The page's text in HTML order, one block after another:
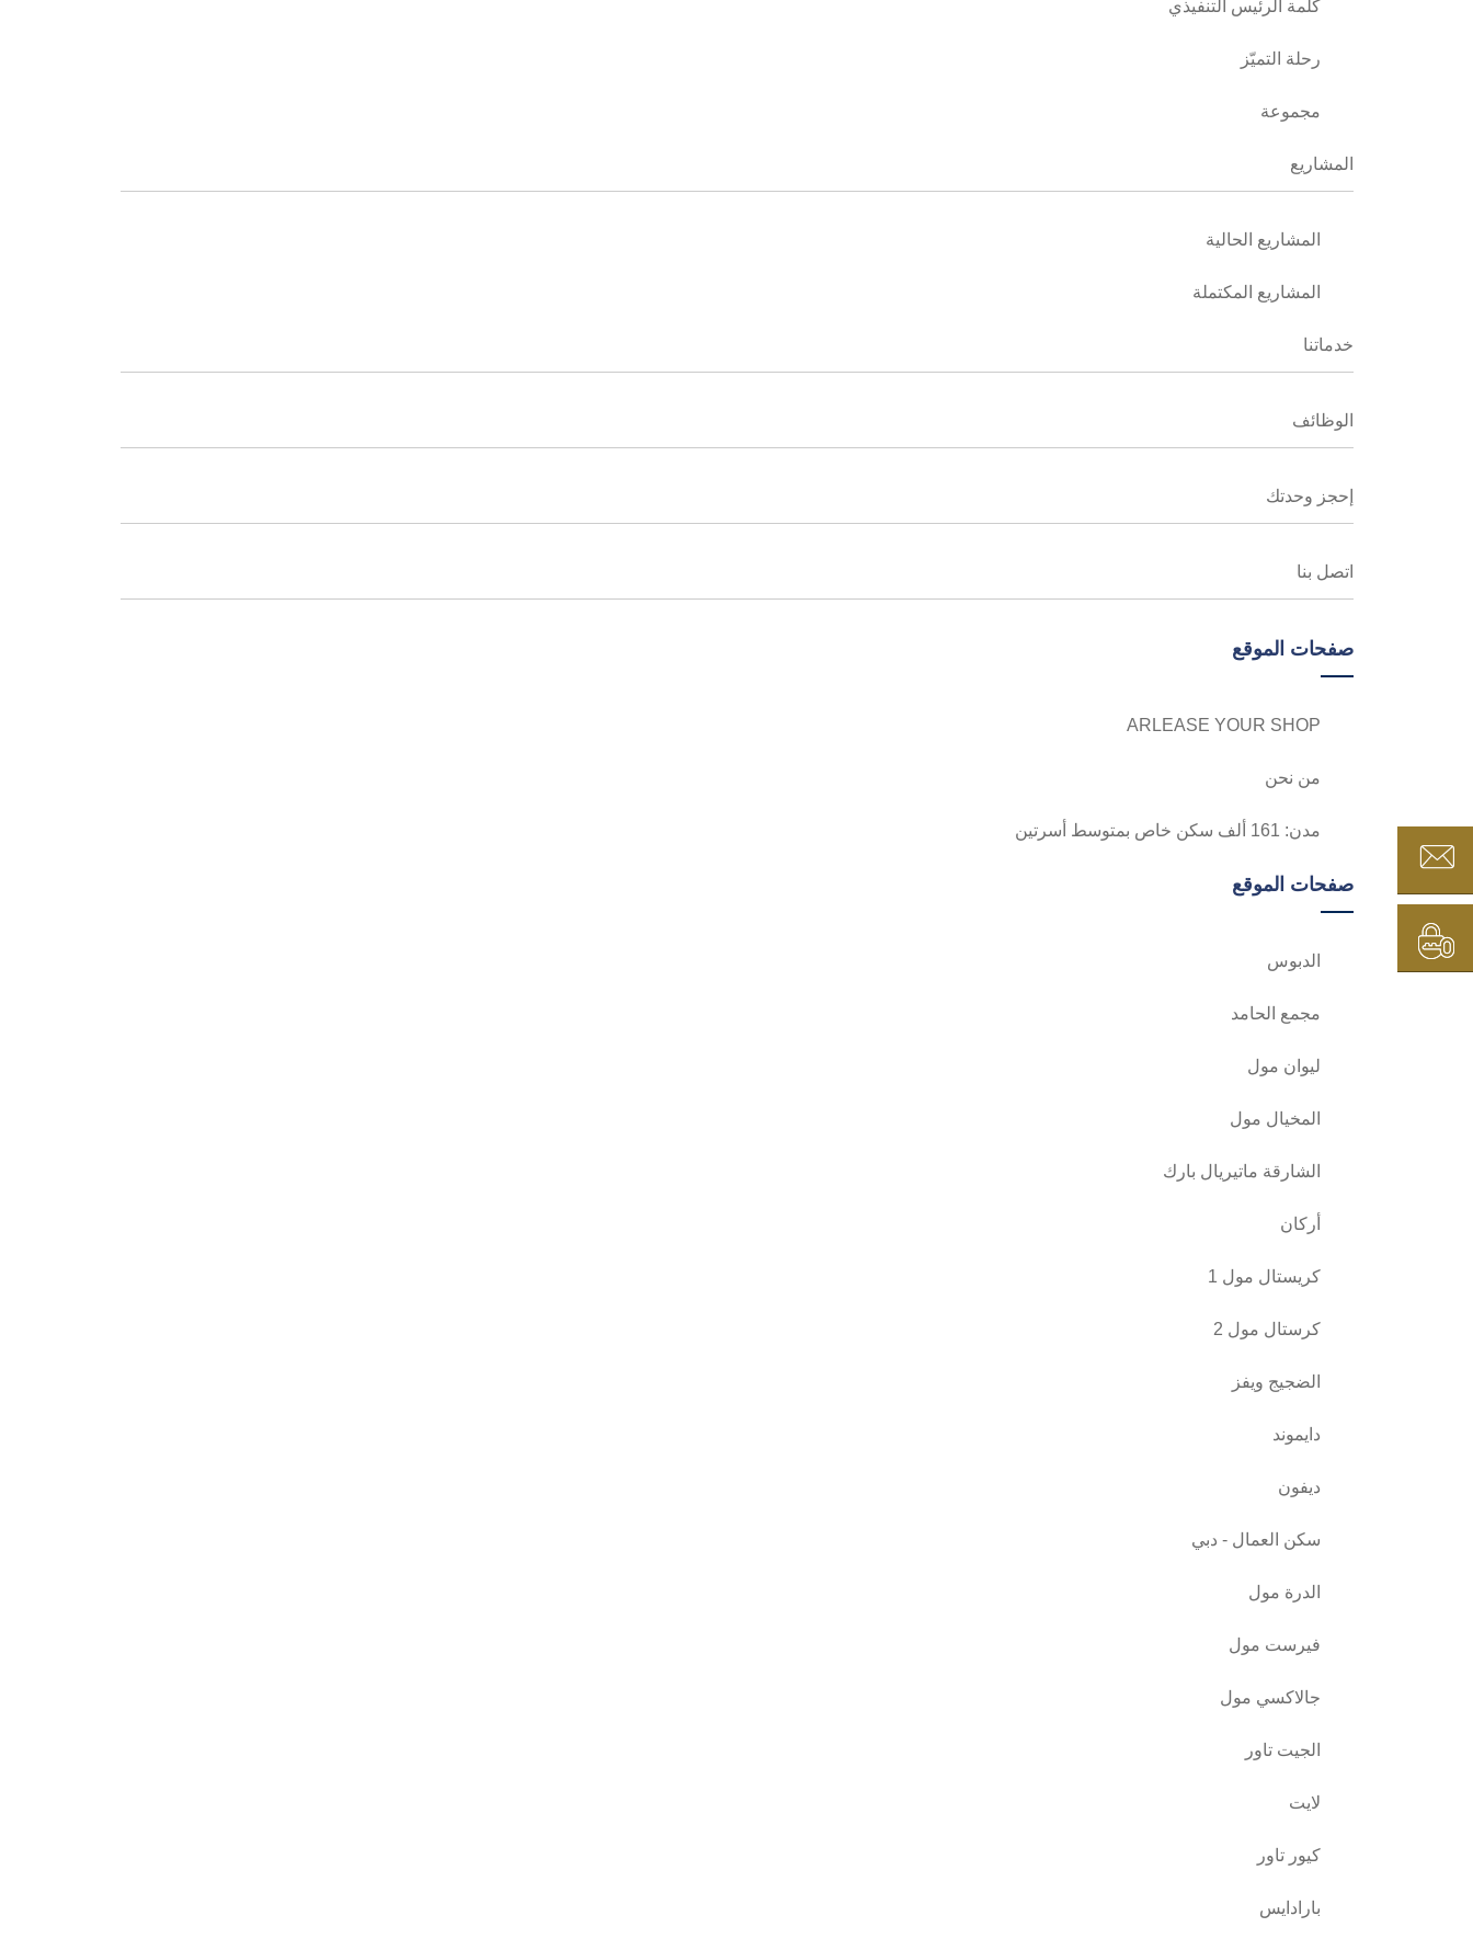
كلمة الرئيس التنفيذي
رحلة التميّز
مجموعة
المشاريع
المشاريع الحالية
المشاريع المكتملة
خدماتنا
الوظائف
إحجز وحدتك
اتصل بنا
صفحات الموقع
ARLEASE YOUR SHOP
من نحن
مدن: 161 ألف سكن خاص بمتوسط أسرتين
صفحات الموقع
الدبوس
مجمع الحامد
ليوان مول
المخيال مول
الشارقة ماتيريال بارك
أركان
كريستال مول 1
كرستال مول 2
الضجيج ويفز
دايموند
ديفون
سكن العمال - دبي
الدرة مول
فيرست مول
جالاكسي مول
الجيت تاور
لايت
كيور تاور
بارادايس